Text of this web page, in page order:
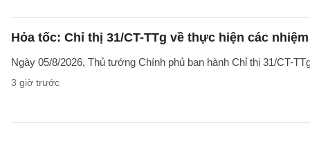
Hỏa tốc: Chỉ thị 31/CT-TTg về thực hiện các
Ngày 05/8/2026, Thủ tướng Chính phủ ban hành Chỉ thị 31/CT-
3 giờ trước